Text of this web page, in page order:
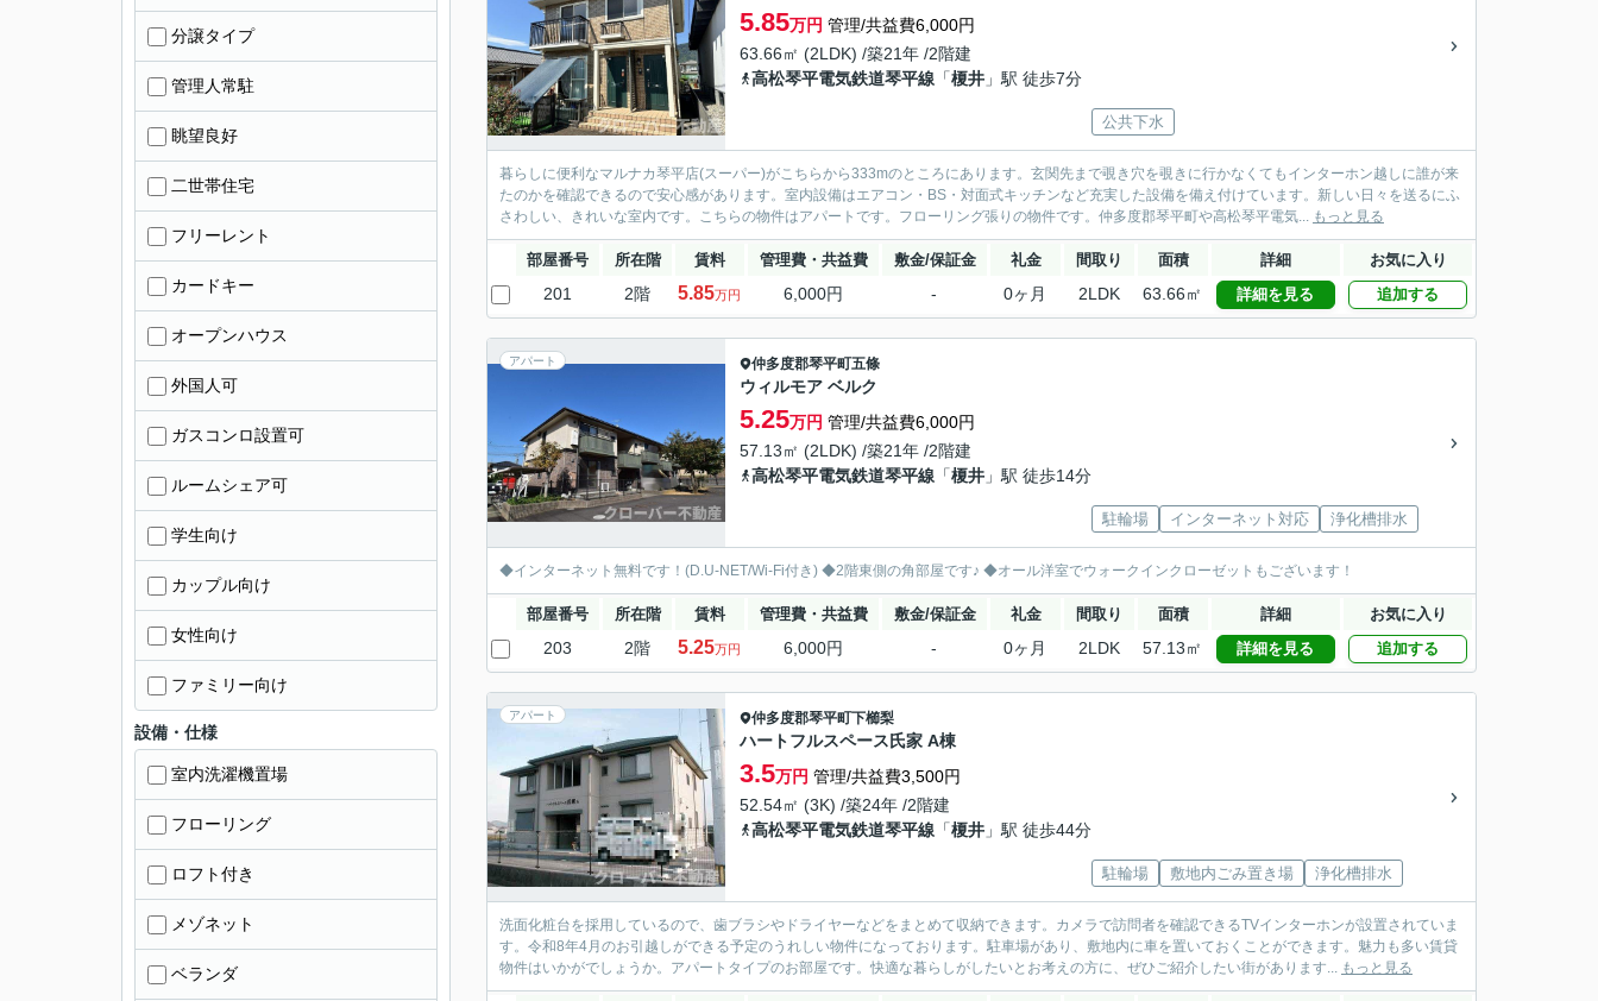
5.85万円 管理/共益費6,000円
63.66㎡ (2LDK) /築21年 /2階建
高松琴平電気鉄道琴平線 「榎井 」駅 徒歩7分
公共下水
暮らしに便利なマルナカ琴平店(スーパー)がこちらから333mのところにあります。玄関先まで覗き穴を覗きに行かなくてもインターホン越しに誰が来
たのかを確認できるので安心感があります。室内設備はエアコン・BS・対面式キッチンなど充実した設備を備え付けています。新しい日々を送るにふ
さわしい、きれいな室内です。こちらの物件はアパートです。フローリング張りの物件です。仲多度郡琴平町や高松琴平電気... もっと見る
部屋番号 所在階 賃料 管理費・共益費 敷金/保証金 礼金 間取り 面積 詳細 お気に入り
201 2階 5.85万円 6,000円 - 0ヶ月 2LDK 63.66㎡ 詳細を見る 追加する
アパート 仲多度郡琴平町五條
ウィルモア ベルク
5.25万円 管理/共益費6,000円
57.13㎡ (2LDK) /築21年 /2階建
高松琴平電気鉄道琴平線 「榎井 」駅 徒歩14分
駐輪場 インターネット対応 浄化槽排水
◆インターネット無料です！(D.U-NET/Wi-Fi付き) ◆2階東側の角部屋です♪ ◆オール洋室でウォークインクローゼットもございます！
部屋番号 所在階 賃料 管理費・共益費 敷金/保証金 礼金 間取り 面積 詳細 お気に入り
203 2階 5.25万円 6,000円 - 0ヶ月 2LDK 57.13㎡ 詳細を見る 追加する
アパート 仲多度郡琴平町下櫛梨
ハートフルスペース氏家 A棟
3.5万円 管理/共益費3,500円
52.54㎡ (3K) /築24年 /2階建
高松琴平電気鉄道琴平線 「榎井 」駅 徒歩44分
駐輪場 敷地内ごみ置き場 浄化槽排水
洗面化粧台を採用しているので、歯ブラシやドライヤーなどをまとめて収納できます。カメラで訪問者を確認できるTVインターホンが設置されていま
す。令和8年4月のお引越しができる予定のうれしい物件になっております。駐車場があり、敷地内に車を置いておくことができます。魅力も多い賃貸
物件はいかがでしょうか。アパートタイプのお部屋です。快適な暮らしがしたいとお考えの方に、ぜひご紹介したい街があります... もっと見る
分譲タイプ
管理人常駐
眺望良好
二世帯住宅
フリーレント
カードキー
オープンハウス
外国人可
ガスコンロ設置可
ルームシェア可
学生向け
カップル向け
女性向け
ファミリー向け
設備・仕様
室内洗濯機置場
フローリング
ロフト付き
メゾネット
ベランダ